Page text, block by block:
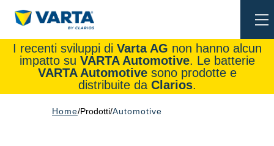
I recenti sviluppi di Varta AG non hanno alcun
impatto su VARTA Automotive. Le batterie
VARTA Automotivesono prodotte e
distribuite da Clarios.
Home Prodotti Automotive